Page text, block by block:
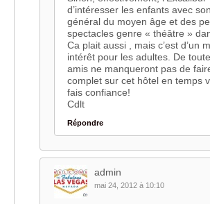
d’intéresser les enfants avec
général du moyen âge et des
spectacles genre « théâtre »
Ca plait aussi , mais c’est d’un
intérêt pour les adultes. De
amis ne manqueront pas de
complet sur cet hôtel en temps
fais confiance!
Cdlt
Répondre
admin
mai 24, 2012 à 10:10